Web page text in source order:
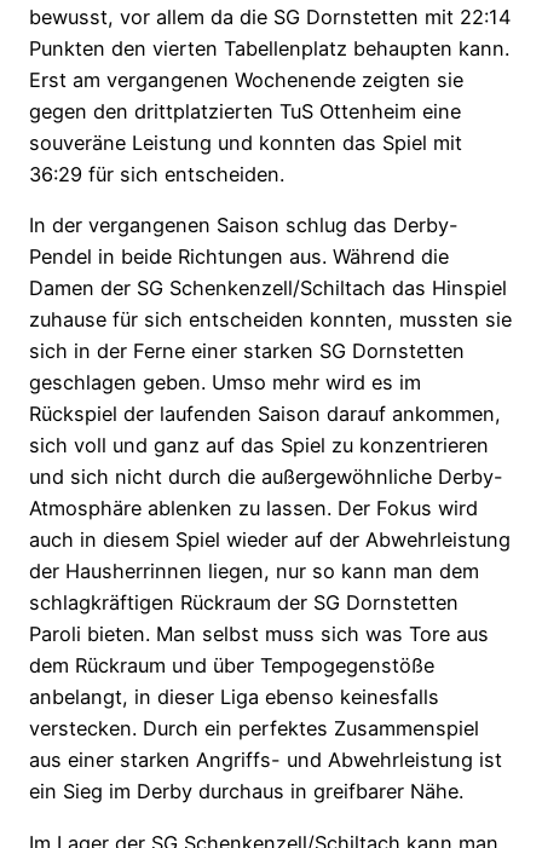
bewusst, vor allem da die SG Dornstetten mit 22:14
Punkten den vierten Tabellenplatz behaupten kann.
Erst am vergangenen Wochenende zeigten sie
gegen den drittplatzierten TuS Ottenheim eine
souveräne Leistung und konnten das Spiel mit
36:29 für sich entscheiden.
In der vergangenen Saison schlug das Derby-
Pendel in beide Richtungen aus. Während die
Damen der SG Schenkenzell/Schiltach das Hinspiel
zuhause für sich entscheiden konnten, mussten sie
sich in der Ferne einer starken SG Dornstetten
geschlagen geben. Umso mehr wird es im
Rückspiel der laufenden Saison darauf ankommen,
sich voll und ganz auf das Spiel zu konzentrieren
und sich nicht durch die außergewöhnliche Derby-
Atmosphäre ablenken zu lassen. Der Fokus wird
auch in diesem Spiel wieder auf der Abwehrleistung
der Hausherrinnen liegen, nur so kann man dem
schlagkräftigen Rückraum der SG Dornstetten
Paroli bieten. Man selbst muss sich was Tore aus
dem Rückraum und über Tempogegenstöße
anbelangt, in dieser Liga ebenso keinesfalls
verstecken. Durch ein perfektes Zusammenspiel
aus einer starken Angriffs- und Abwehrleistung ist
ein Sieg im Derby durchaus in greifbarer Nähe.
Im Lager der SG Schenkenzell/Schiltach kann man